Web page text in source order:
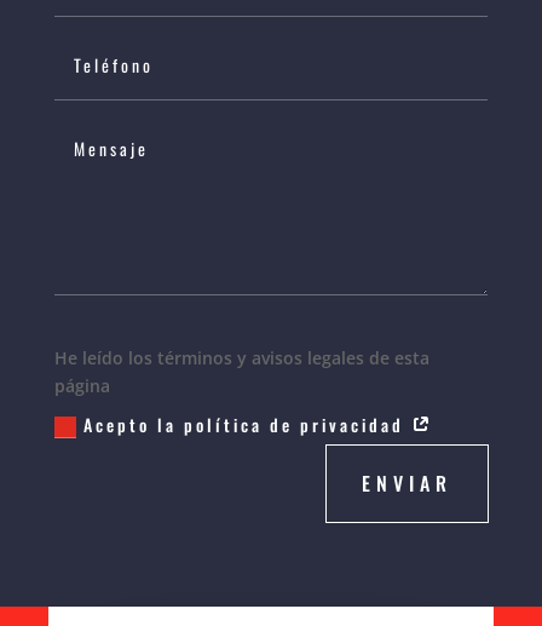
He leído los términos y avisos legales de esta
página
Acepto la política de privacidad
ENVIAR